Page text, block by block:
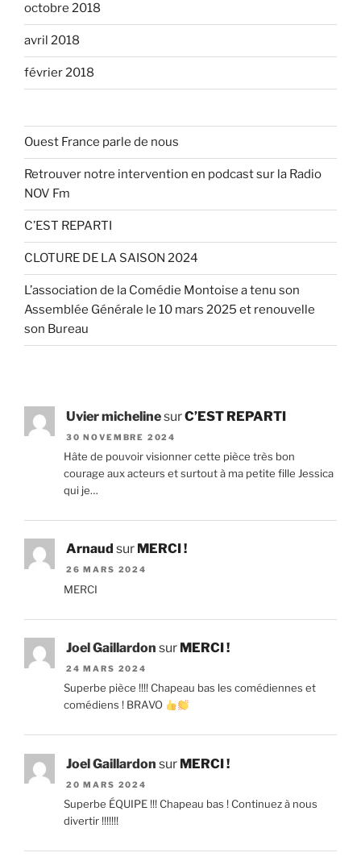
octobre 2018
avril 2018
février 2018
Ouest France parle de nous
Retrouver notre intervention en podcast sur la Radio
NOV Fm
C’EST REPARTI
CLOTURE DE LA SAISON 2024
L’association de la Comédie Montoise a tenu son
Assemblée Générale le 10 mars 2025 et renouvelle
son Bureau
Uvier michelinesurC’EST REPARTI
30 NOVEMBRE 2024
Hâte de pouvoir visionner cette pièce très bon
courage aux acteurs et surtout à ma petite fille Jessica
qui je…
Arnaud sur MERCI !
26 MARS 2024
MERCI
Joel Gaillardon sur MERCI !
24 MARS 2024
Superbe pièce !!!! Chapeau bas les comédiennes et
comédiens ! BRAVO
Joel Gaillardon sur MERCI !
20 MARS 2024
Superbe ÉQUIPE !!! Chapeau bas ! Continuez à nous
divertir !!!!!!!